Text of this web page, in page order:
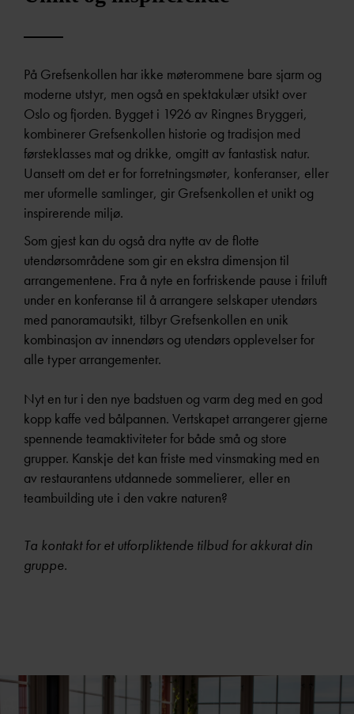
På Grefsenkollen har ikke møterommene bare sjarm og
moderne utstyr, men også en spektakulær utsikt over
Oslo og fjorden. Bygget i 1926 av Ringnes Bryggeri,
kombinerer Grefsenkollen historie og tradisjon med
førsteklasses mat og drikke, omgitt av fantastisk natur.
Uansett om det er for forretningsmøter, konferanser, eller
mer uformelle samlinger, gir Grefsenkollen et unikt og
inspirerende miljø.
Som gjest kan du også dra nytte av de flotte
utendørsområdene som gir en ekstra dimensjon til
arrangementene. Fra å nyte en forfriskende pause i friluft
under en konferanse til å arrangere selskaper utendørs
med panoramautsikt, tilbyr Grefsenkollen en unik
kombinasjon av innendørs og utendørs opplevelser for
alle typer arrangementer.
Nyt en tur i den nye badstuen og varm deg med en god
kopp kaffe ved bålpannen. Vertskapet arrangerer gjerne
spennende teamaktiviteter for både små og store
grupper. Kanskje det kan friste med vinsmaking med en
av restaurantens utdannede sommelierer, eller en
teambuilding ute i den vakre naturen?
Ta kontakt for et utforpliktende tilbud for akkurat din
gruppe.